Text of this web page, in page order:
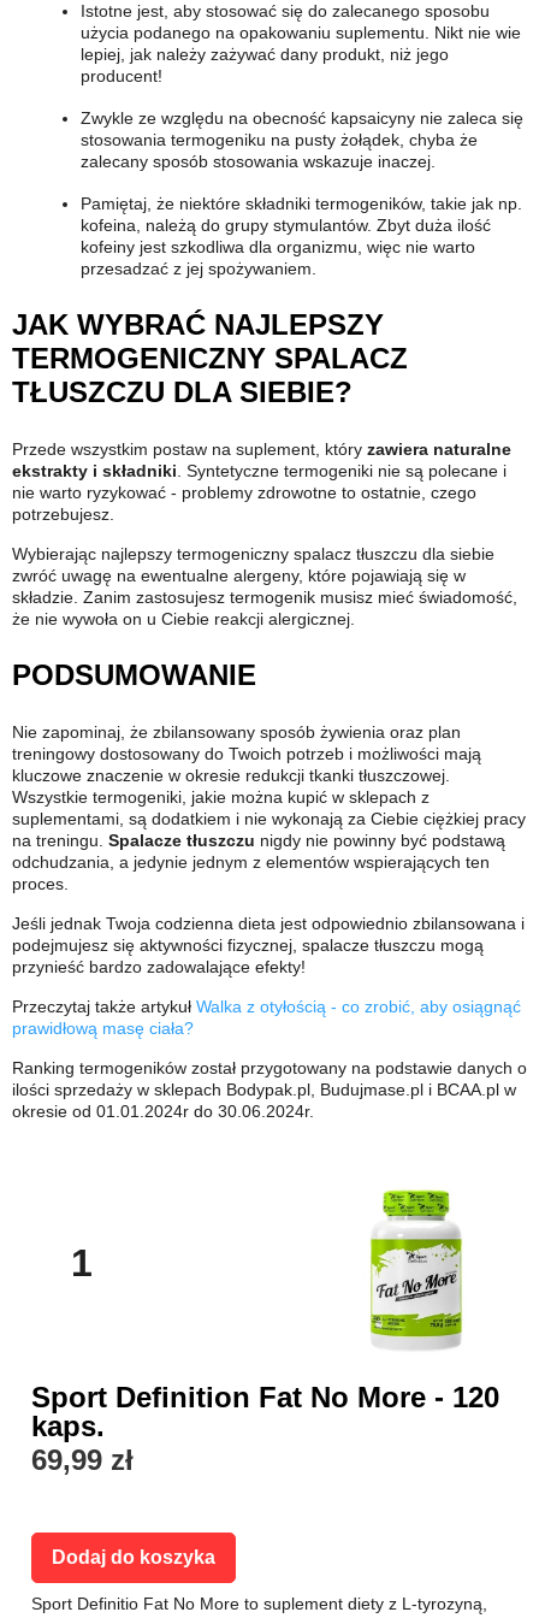
Istotne jest, aby stosować się do zalecanego sposobu
użycia podanego na opakowaniu suplementu. Nikt nie wie
lepiej, jak należy zażywać dany produkt, niż jego
producent!
Zwykle ze względu na obecność kapsaicyny nie zaleca się
stosowania termogeniku na pusty żołądek, chyba że
zalecany sposób stosowania wskazuje inaczej.
Pamiętaj, że niektóre składniki termogeników, takie jak np.
kofeina, należą do grupy stymulantów. Zbyt duża ilość
kofeiny jest szkodliwa dla organizmu, więc nie warto
przesadzać z jej spożywaniem.
JAK WYBRAĆ NAJLEPSZY
TERMOGENICZNY SPALACZ
TŁUSZCZU DLA SIEBIE?
Przede wszystkim postaw na suplement, który zawiera naturalne
ekstrakty i składniki . Syntetyczne termogeniki nie są polecane i
nie warto ryzykować - problemy zdrowotne to ostatnie, czego
potrzebujesz.
Wybierając najlepszy termogeniczny spalacz tłuszczu dla siebie
zwróć uwagę na ewentualne alergeny, które pojawiają się w
składzie. Zanim zastosujesz termogenik musisz mieć świadomość,
że nie wywoła on u Ciebie reakcji alergicznej.
PODSUMOWANIE
Nie zapominaj, że zbilansowany sposób żywienia oraz plan
treningowy dostosowany do Twoich potrzeb i możliwości mają
kluczowe znaczenie w okresie redukcji tkanki tłuszczowej.
Wszystkie termogeniki, jakie można kupić w sklepach z
suplementami, są dodatkiem i nie wykonają za Ciebie ciężkiej pracy
na treningu. Spalacze tłuszczu nigdy nie powinny być podstawą
odchudzania, a jedynie jednym z elementów wspierających ten
proces.
Jeśli jednak Twoja codzienna dieta jest odpowiednio zbilansowana i
podejmujesz się aktywności fizycznej, spalacze tłuszczu mogą
przynieść bardzo zadowalające efekty!
Przeczytaj także artykuł Walka z otyłością - co zrobić, aby osiągnąć
prawidłową masę ciała?
Ranking termogeników został przygotowany na podstawie danych o
ilości sprzedaży w sklepach Bodypak.pl, Budujmase.pl i BCAA.pl w
okresie od 01.01.2024r do 30.06.2024r.
1
Sport Definition Fat No More - 120
kaps.
69,99 zł
Dodaj do koszyka
Sport Definitio Fat No More to suplement diety z L-tyrozyną,